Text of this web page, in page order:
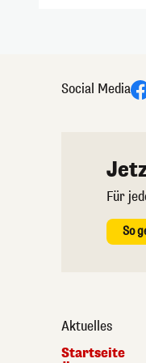
Social Media
Für
So
Aktuelles
Startseite